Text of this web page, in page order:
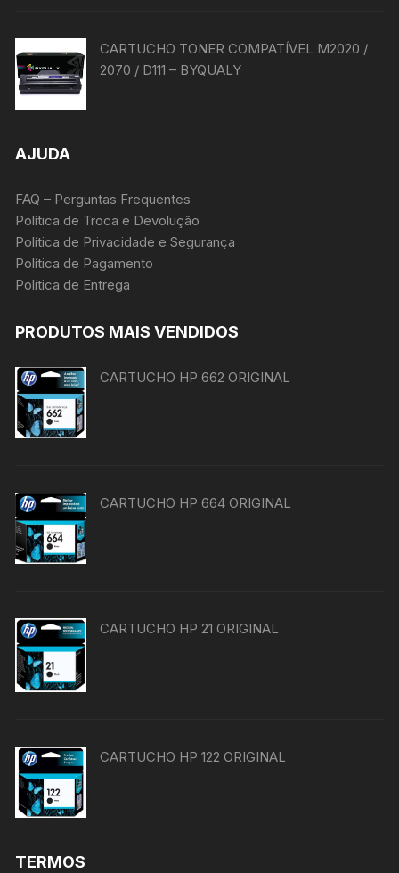
CARTUCHO TONER COMPATÍVEL M2020 /
2070 / D111 – BYQUALY
AJUDA
FAQ – Perguntas Frequentes
Política de Troca e Devolução
Política de Privacidade e Segurança
Política de Pagamento
Política de Entrega
PRODUTOS MAIS VENDIDOS
CARTUCHO HP 662 ORIGINAL
CARTUCHO HP 664 ORIGINAL
CARTUCHO HP 21 ORIGINAL
CARTUCHO HP 122 ORIGINAL
TERMOS